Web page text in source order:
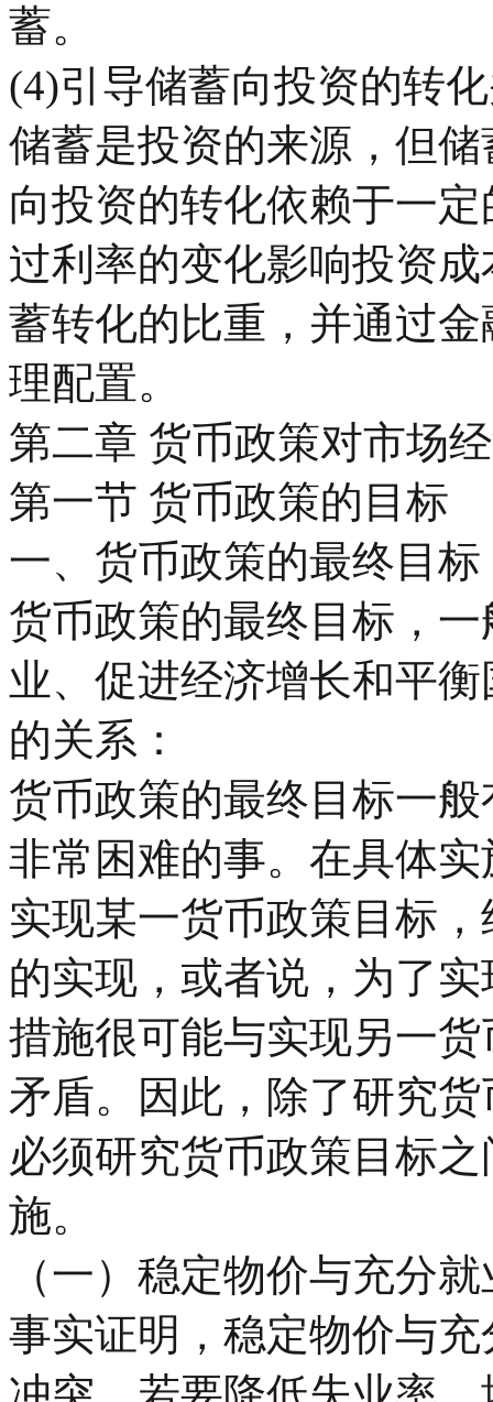
蓄。
(4)引导储蓄向投资的转
储蓄是投资的来源，但
向投资的转化依赖于一
过利率的变化影响投资
蓄转化的比重，并通过
理配置。
第二章 货币政策对市场
第一节 货币政策的目标
一、货币政策的最终目标
货币政策的最终目标，
业、促进经济增长和平
的关系：
货币政策的最终目标一
非常困难的事。在具体
实现某一货币政策目标
的实现，或者说，为了
措施很可能与实现另一
矛盾。因此，除了研究
必须研究货币政策目标
施。
（一）稳定物价与充分就
事实证明，稳定物价与